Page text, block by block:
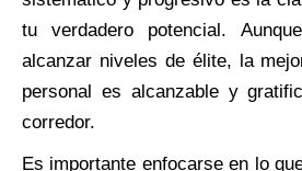
tu verdadero potencial.
alcanzar niveles de élite, la
personal es alcanzable y
corredor.
Es importante enfocarse en lo